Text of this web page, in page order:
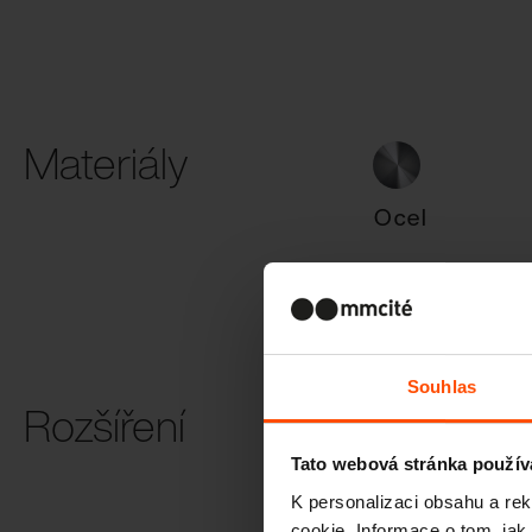
Souhlas
Tato webová stránka
K personalizaci obsahu a
Materiály
Ocel
Rozšíření
USB napájení